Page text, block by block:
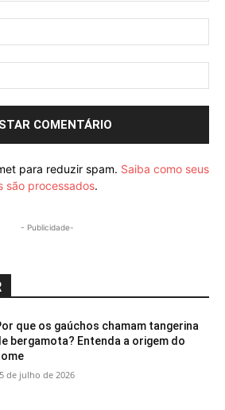
para reduzir spam. Saiba como seus
são processados.
- Publicidade-
que os gaúchos chamam tangerina
bergamota? Entenda a origem do
de julho de 2026